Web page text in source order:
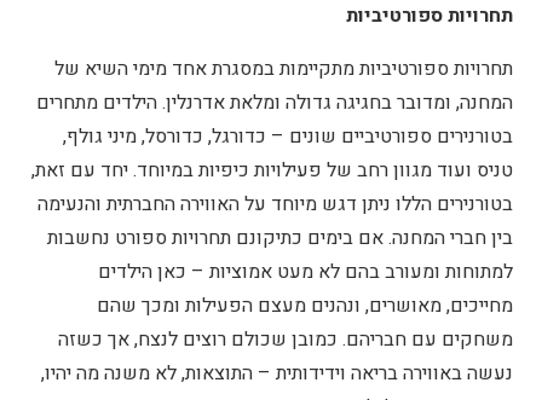
תחרויות ספורטיביות
תחרויות ספורטיביות מתקיימות במסגרת אחד מימי השיא של
המחנה, ומדובר בחגיגה גדולה ומלאת אדרנלין. הילדים מתחרים
בטורנירים ספורטיביים שונים – כדורגל, כדורסל, מיני גולף,
טניס ועוד מגוון רחב של פעילויות כיפיות במיוחד. יחד עם זאת,
בטורנירים הללו ניתן דגש מיוחד על האווירה החברתית והנעימה
בין חברי המחנה. אם בימים כתיקונם תחרויות ספורט נחשבות
למתוחות ומעורב בהם לא מעט אמוציות – כאן הילדים
מחייכים, מאושרים, ונהנים מעצם הפעילות ומכך שהם
משחקים עם חבריהם. כמובן שכולם רוצים לנצח, אך כשזה
נעשה באווירה בריאה וידידותית – התוצאות, לא משנה מה יהיו,